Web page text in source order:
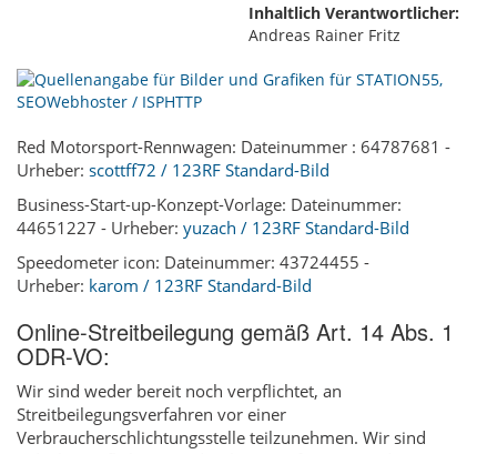
Inhaltlich Verantwortlicher:
Andreas Rainer Fritz
Red Motorsport-Rennwagen: Dateinummer : 64787681 -
Urheber: scottff72 / 123RF Standard-Bild
Business-Start-up-Konzept-Vorlage: Dateinummer:
44651227 - Urheber: yuzach / 123RF Standard-Bild
Speedometer icon: Dateinummer: 43724455 -
Urheber: karom / 123RF Standard-Bild
Online-Streitbeilegung gemäß Art. 14 Abs. 1
ODR-VO:
Wir sind weder bereit noch verpflichtet, an
Streitbeilegungsverfahren vor einer
Verbraucherschlichtungsstelle teilzunehmen. Wir sind